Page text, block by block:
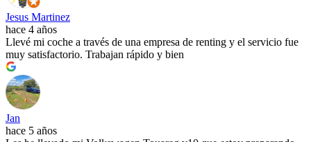
Jesus Martinez
hace 4 años
Llevé mi coche a través de una empresa de renting y el servicio fue
muy satisfactorio. Trabajan rápido y bien
Jan
hace 5 años